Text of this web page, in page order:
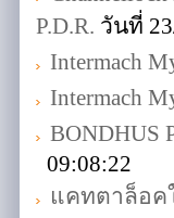
P.D.R. วันที่
Intermach
Intermach
BONDHUS
09:08:22
แคทตาล็อค